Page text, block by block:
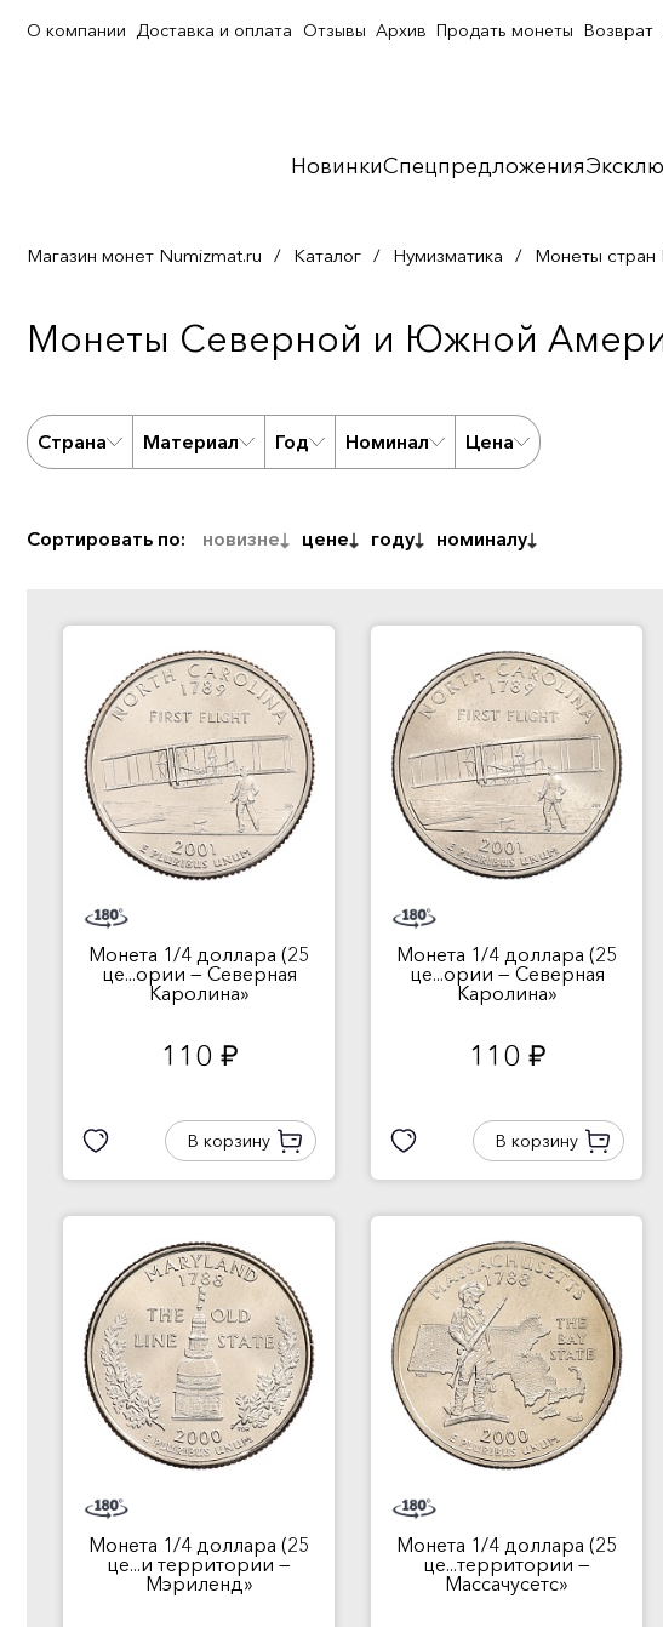
НовинкиСпецпредложения
О компании Доставка и оплата Отзывы Архив Продать монеты Возврат
Магазин монет Numizmat.ru / Каталог / Нумизматика / Монеты стран
Монеты Северной и Южной
Страна Материал Год Номинал Цена
Сортировать по: новизне цене году номиналу
Монета 1/4 доллара (25
це...ории — Северная
Каролина»
110 руб.
В корзину
Монета 1/4 доллара (25
це...ории — Северная
Каролина»
110 руб.
В корзину
Монета 1/4 доллара (25
це...и территории —
Мэриленд»
Монета 1/4 доллара (25
це...территории —
Массачусетс»